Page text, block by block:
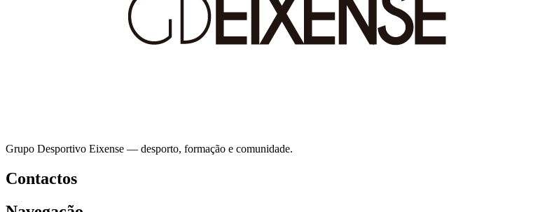
Grupo Desportivo Eixense — desporto, formação e comunidade.
Contactos